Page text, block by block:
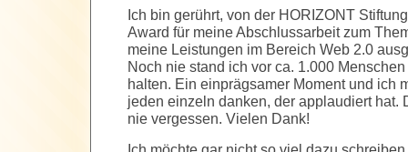
Ich bin gerührt, von der HORIZONT
Award für meine Abschlussarbeit zum
meine Leistungen im Bereich Web 2.0
Noch nie stand ich vor ca. 1.000
halten. Ein einprägsamer Moment und ich
jeden einzeln danken, der applaudiert hat.
nie vergessen. Vielen Dank!